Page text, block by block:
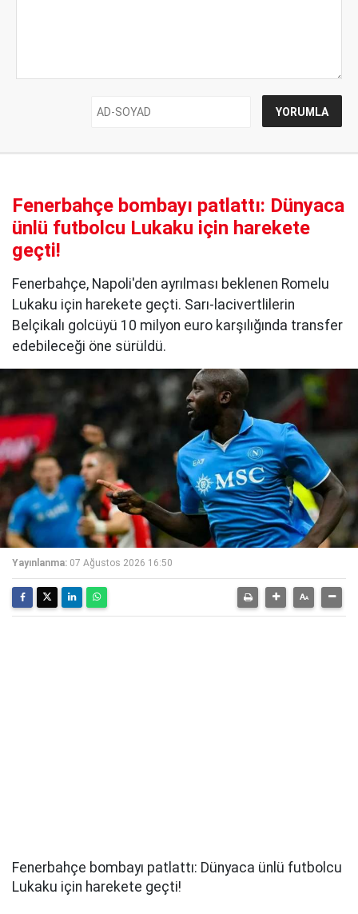
Fenerbahçe bombayı patlattı: Dünyaca
ünlü futbolcu Lukaku için harekete
geçti!
Fenerbahçe, Napoli'den ayrılması beklenen Romelu
Lukaku için harekete geçti. Sarı-lacivertlilerin
Belçikalı golcüyü 10 milyon euro karşılığında transfer
edebileceği öne sürüldü.
Yayınlanma: 07 Ağustos 2026 16:50
Fenerbahçe bombayı patlattı: Dünyaca ünlü futbolcu
Lukaku için harekete geçti!